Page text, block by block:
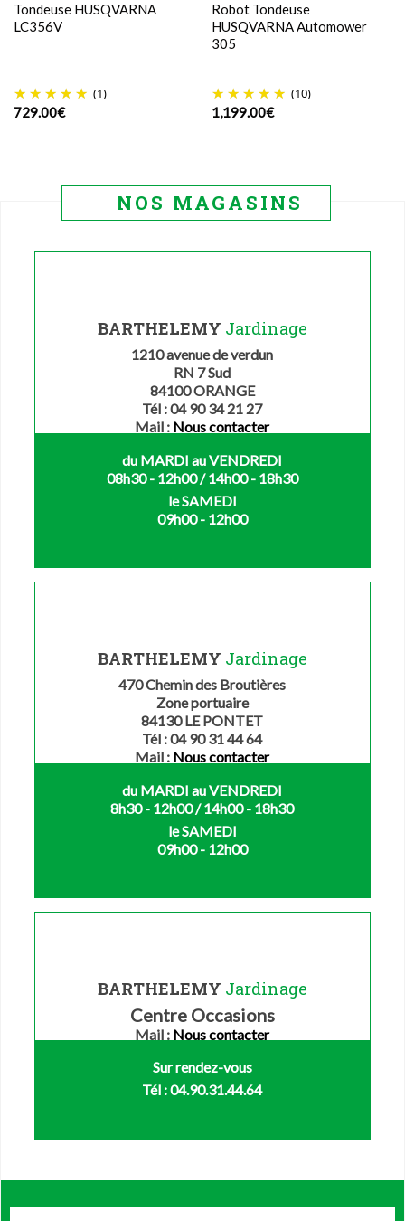
Tondeuse HUSQVARNA
LC356V
(1)
729.00€
Robot Tondeuse
HUSQVARNA Automower
305
(10)
1,199.00€
NOS MAGASINS
BARTHELEMY Jardinage
1210 avenue de verdun
RN 7 Sud
84100 ORANGE
Tél : 04 90 34 21 27
Mail : Nous contacter
du MARDI au VENDREDI
08h30 - 12h00 / 14h00 - 18h30
le SAMEDI
09h00 - 12h00
BARTHELEMY Jardinage
470 Chemin des Broutières
Zone portuaire
84130 LE PONTET
Tél : 04 90 31 44 64
Mail : Nous contacter
du MARDI au VENDREDI
8h30 - 12h00 / 14h00 - 18h30
le SAMEDI
09h00 - 12h00
BARTHELEMY Jardinage
Centre Occasions
Mail : Nous contacter
Sur rendez-vous
Tél : 04.90.31.44.64